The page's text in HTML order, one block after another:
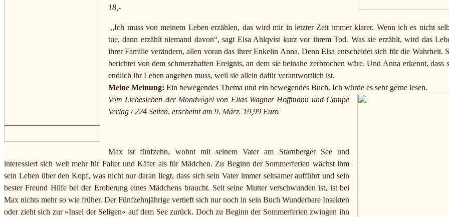
18,-
„Ich muss von meinem Leben erzählen, das wird mir in letzter Zeit immer klarer. Wenn ich es nicht
tue, dann erzählt niemand davon“, sagt Elsa Ahlqvist kurz vor ihrem Tod. Was sie erzählt, wird das
ihrer Familie verändern, allen voran das ihrer Enkelin Anna. Denn Elsa entscheidet sich für die Wahrheit.
berichtet von dem schmerzhaften Ereignis, an dem sie beinahe zerbrochen wäre. Und Anna erkennt, dass
endlich ihr Leben angehen muss, weil sie allein dafür verantwortlich ist.
Meine Meinung: Ein bewegendes Thema und ein bewegendes Buch. Ich würde es sehr gerne lesen.
Vom Liebesleben der Mondvögel von Elias Wagner Hoffmann und Campe
Verlag / 224 Seiten. erscheint am 9. März. 19,99 Euro
Max ist fünfzehn, wohnt mit seinem Vater am Starnberger See und
interessiert sich weit mehr für Falter und Käfer als für Mädchen. Zu Beginn der Sommerferien wächst ihm
sein Leben über den Kopf, was nicht nur daran liegt, dass sich sein Vater immer seltsamer aufführt und sein
bester Freund Hilfe bei der Eroberung eines Mädchens braucht. Seit seine Mutter verschwunden ist, ist bei
Max nichts mehr so wie früher. Der Fünfzehnjährige vertieft sich nur noch in sein Buch Wunderbare Insekten
oder zieht sich zur »Insel der Seligen« auf dem See zurück. Doch zu Beginn der Sommerferien zwingen ihn